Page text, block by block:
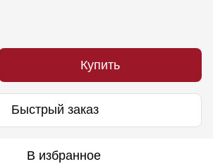
Купить
Быстрый заказ
В избранное